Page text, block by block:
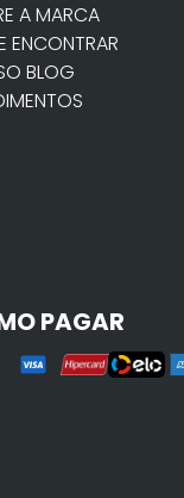
A MARCA
ENCONTRAR
BLOG
PAGAR